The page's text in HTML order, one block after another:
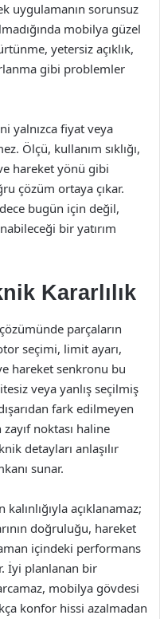
uygulamanın sorunsuz
mobilya güzel
yetersiz açıklık,
gibi problemler
yalnızca fiyat veya
Ölçü, kullanım sıklığı,
hareket yönü gibi
çözüm ortaya çıkar.
bugün için değil,
bir yatırım
Kararlılık
parçaların
seçimi, limit ayarı,
hareket senkronu bu
veya yanlış seçilmiş
fark edilmeyen
noktası haline
detayları anlaşılır
sunar.
açıklanamaz;
doğruluğu, hareket
içindeki performans
İyi planlanan bir
mobilya gövdesi
konfor hissi azalmadan